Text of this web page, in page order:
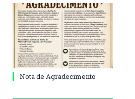
Nota de Agradecimento